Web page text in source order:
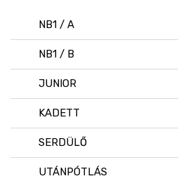
NB1 / A
NB1 / B
JUNIOR
KADETT
SERDÜLŐ
UTÁNPÓTLÁS